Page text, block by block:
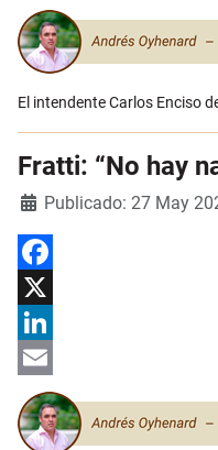
Email
El intendente Carlos Enciso
Fratti: “No hay
DetallesPublicado: 27 May
Facebook
X
LinkedIn
Email